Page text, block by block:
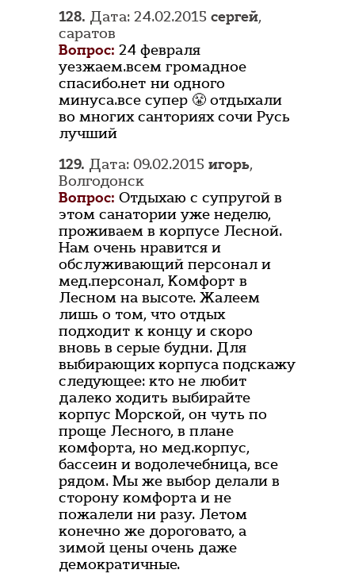
128. Дата: 24.02.2015 сергей,
саратов
Вопрос: 24 февраля
уезжаем.всем громадное
спасибо.нет ни одного
минуса.все супер 😤 отдыхали
во многих санториях сочи Русь
лучший
129. Дата: 09.02.2015 игорь,
Волгодонск
Вопрос: Отдыхаю с супругой в
этом санатории уже неделю,
проживаем в корпусе Лесной.
Нам очень нравится и
обслуживающий персонал и
мед.персонал, Комфорт в
Лесном на высоте. Жалеем
лишь о том, что отдых
подходит к концу и скоро
вновь в серые будни. Для
выбирающих корпуса подскажу
следующее: кто не любит
далеко ходить выбирайте
корпус Морской, он чуть по
проще Лесного, в плане
комфорта, но мед.корпус,
бассеин и водолечебница, все
рядом. Мы же выбор делали в
сторону комфорта и не
пожалели ни разу. Летом
конечно же дороговато, а
зимой цены очень даже
демократичные.